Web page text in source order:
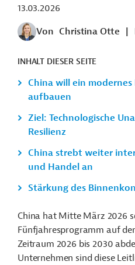
13.03.2026
Von Christina Otte
INHALT DIESER SEITE
China will ein
aufbauen
Ziel: Technologische
Resilienz
China strebt weiter
und Handel an
Stärkung des
China hat Mitte März 2026
Fünfjahresprogramm auf
Zeitraum 2026 bis 2030
Unternehmen sind diese